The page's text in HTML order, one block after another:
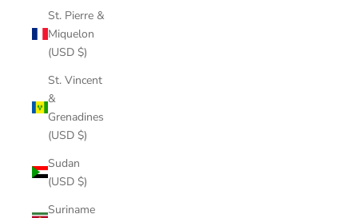
St. Pierre &
Miquelon
(USD $)
St. Vincent
&
Grenadines
(USD $)
Sudan
(USD $)
Suriname